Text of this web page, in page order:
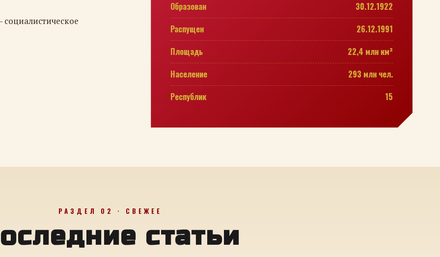
Образован
30.12.1922
Распущен
26.12.1991
Площадь
22,4 млн км²
Население
293 млн чел.
Республик
15
РАЗДЕЛ 02 · СВЕЖЕЕ
статьи